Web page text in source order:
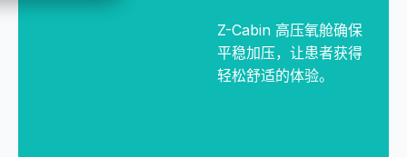
Z-Cabin 高压氧舱确保
平稳加压，让患者获得
轻松舒适的体验。